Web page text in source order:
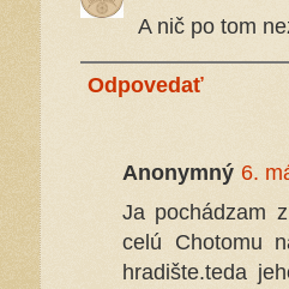
A nič po tom
Odpovedať
Anonymný 6.
Ja pochádzam
celú Chotomu
hradište.teda